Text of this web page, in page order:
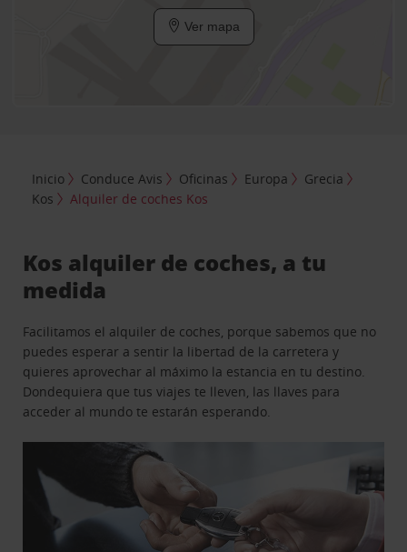
Ver mapa
Inicio Conduce Avis Oficinas Europa
Grecia
Kos
Alquiler de coches Kos
Kos alquiler de coches, a tu
medida
Facilitamos el alquiler de coches, porque sabemos que no
puedes esperar a sentir la libertad de la carretera y
quieres aprovechar al máximo la estancia en tu destino.
Dondequiera que tus viajes te lleven, las llaves para
acceder al mundo te estarán esperando.